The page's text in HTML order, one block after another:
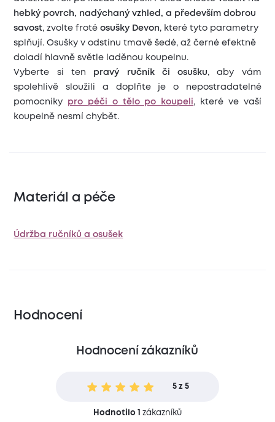
hebký povrch, nadýchaný vzhled, a především dobrou
savost, zvolte frotéosušky Devon, které tyto parametry
splňují. Osušky v odstínu tmavě šedé, až černé efektně
doladí hlavně světle laděnou koupelnu.
Vyberte si ten
pravý ručník či osušku, aby vám
spolehlivě sloužili a doplňte je o nepostradatelné
pomocníky
pro péči o tělo po koupeli , které ve vaší
koupelně nesmí chybět.
Materiál a péče
Údržba ručníků a osušek
Hodnocení
Hodnocení zákazníků
5 z 5
Hodnotilo 1 zákazníků